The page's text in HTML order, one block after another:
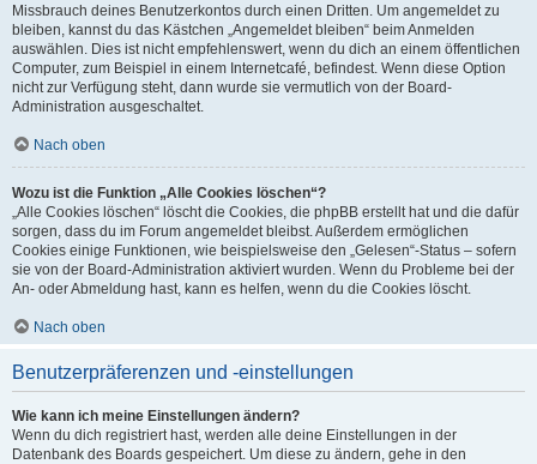
Missbrauch deines Benutzerkontos durch einen Dritten. Um angemeldet zu
bleiben, kannst du das Kästchen „Angemeldet bleiben“ beim Anmelden
auswählen. Dies ist nicht empfehlenswert, wenn du dich an einem öffentlichen
Computer, zum Beispiel in einem Internetcafé, befindest. Wenn diese Option
nicht zur Verfügung steht, dann wurde sie vermutlich von der Board-
Administration ausgeschaltet.
Nach oben
Wozu ist die Funktion „Alle Cookies löschen“?
„Alle Cookies löschen“ löscht die Cookies, die phpBB erstellt hat und die dafür
sorgen, dass du im Forum angemeldet bleibst. Außerdem ermöglichen
Cookies einige Funktionen, wie beispielsweise den „Gelesen“-Status – sofern
sie von der Board-Administration aktiviert wurden. Wenn du Probleme bei der
An- oder Abmeldung hast, kann es helfen, wenn du die Cookies löscht.
Nach oben
Benutzerpräferenzen und -einstellungen
Wie kann ich meine Einstellungen ändern?
Wenn du dich registriert hast, werden alle deine Einstellungen in der
Datenbank des Boards gespeichert. Um diese zu ändern, gehe in den